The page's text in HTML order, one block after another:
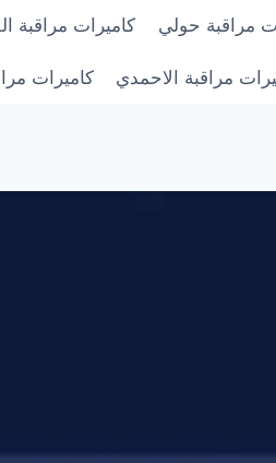
مراقبة حولي كاميرات مراقبة
مراقبة الاحمدي كاميرات